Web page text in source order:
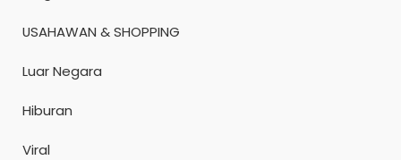
USAHAWAN & SHOPPING
Luar Negara
Hiburan
Viral